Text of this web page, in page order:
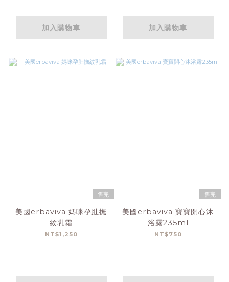
加入購物車 加入購物車
售完
美國erbaviva 媽咪孕肚撫
紋乳霜
NT$1,250
售完
美國erbaviva 寶寶開心沐
浴露235ml
NT$750